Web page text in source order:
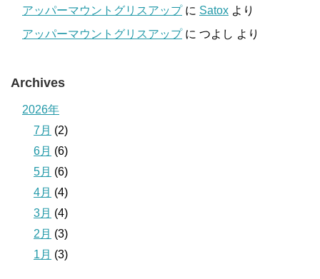
アッパーマウントグリスアップに Satox より
アッパーマウントグリスアップに つよし より
Archives
2026年
7月 (2)
6月 (6)
5月 (6)
4月 (4)
3月 (4)
2月 (3)
1月 (3)